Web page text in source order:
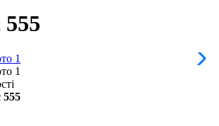
555